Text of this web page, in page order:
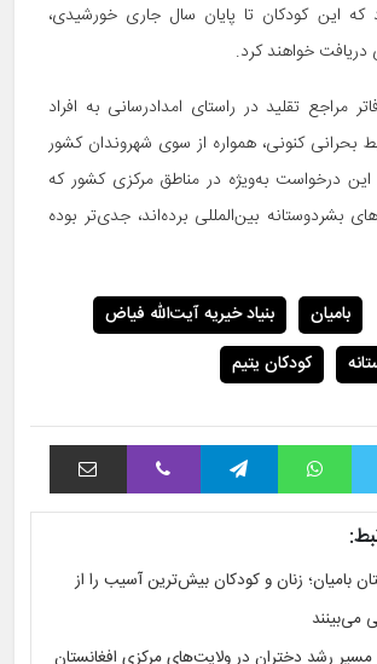
که این کودکان تا پایان سال جاری خورشیدی،
مراجع تقلید در راستای امدادرسانی به افراد
بحرانی کنونی، همواره از سوی شهروندان کشور
درخواست به‌ویژه در مناطق مرکزی کشور که
بشردوستانه بین‌المللی برده‌اند، جدی‌تر بوده
بامیان
بنیاد خیریه آیت‌الله فیاض
کودکان یتیم
توییتر واتس آپ تلگرام وایبر اشتراک با ایمیل
بامیان؛ زنان و کودکان بیش‌ترین آسیب را از
می‌بینند
رشد دختران در ولایت‌های مرکزی افغانستان